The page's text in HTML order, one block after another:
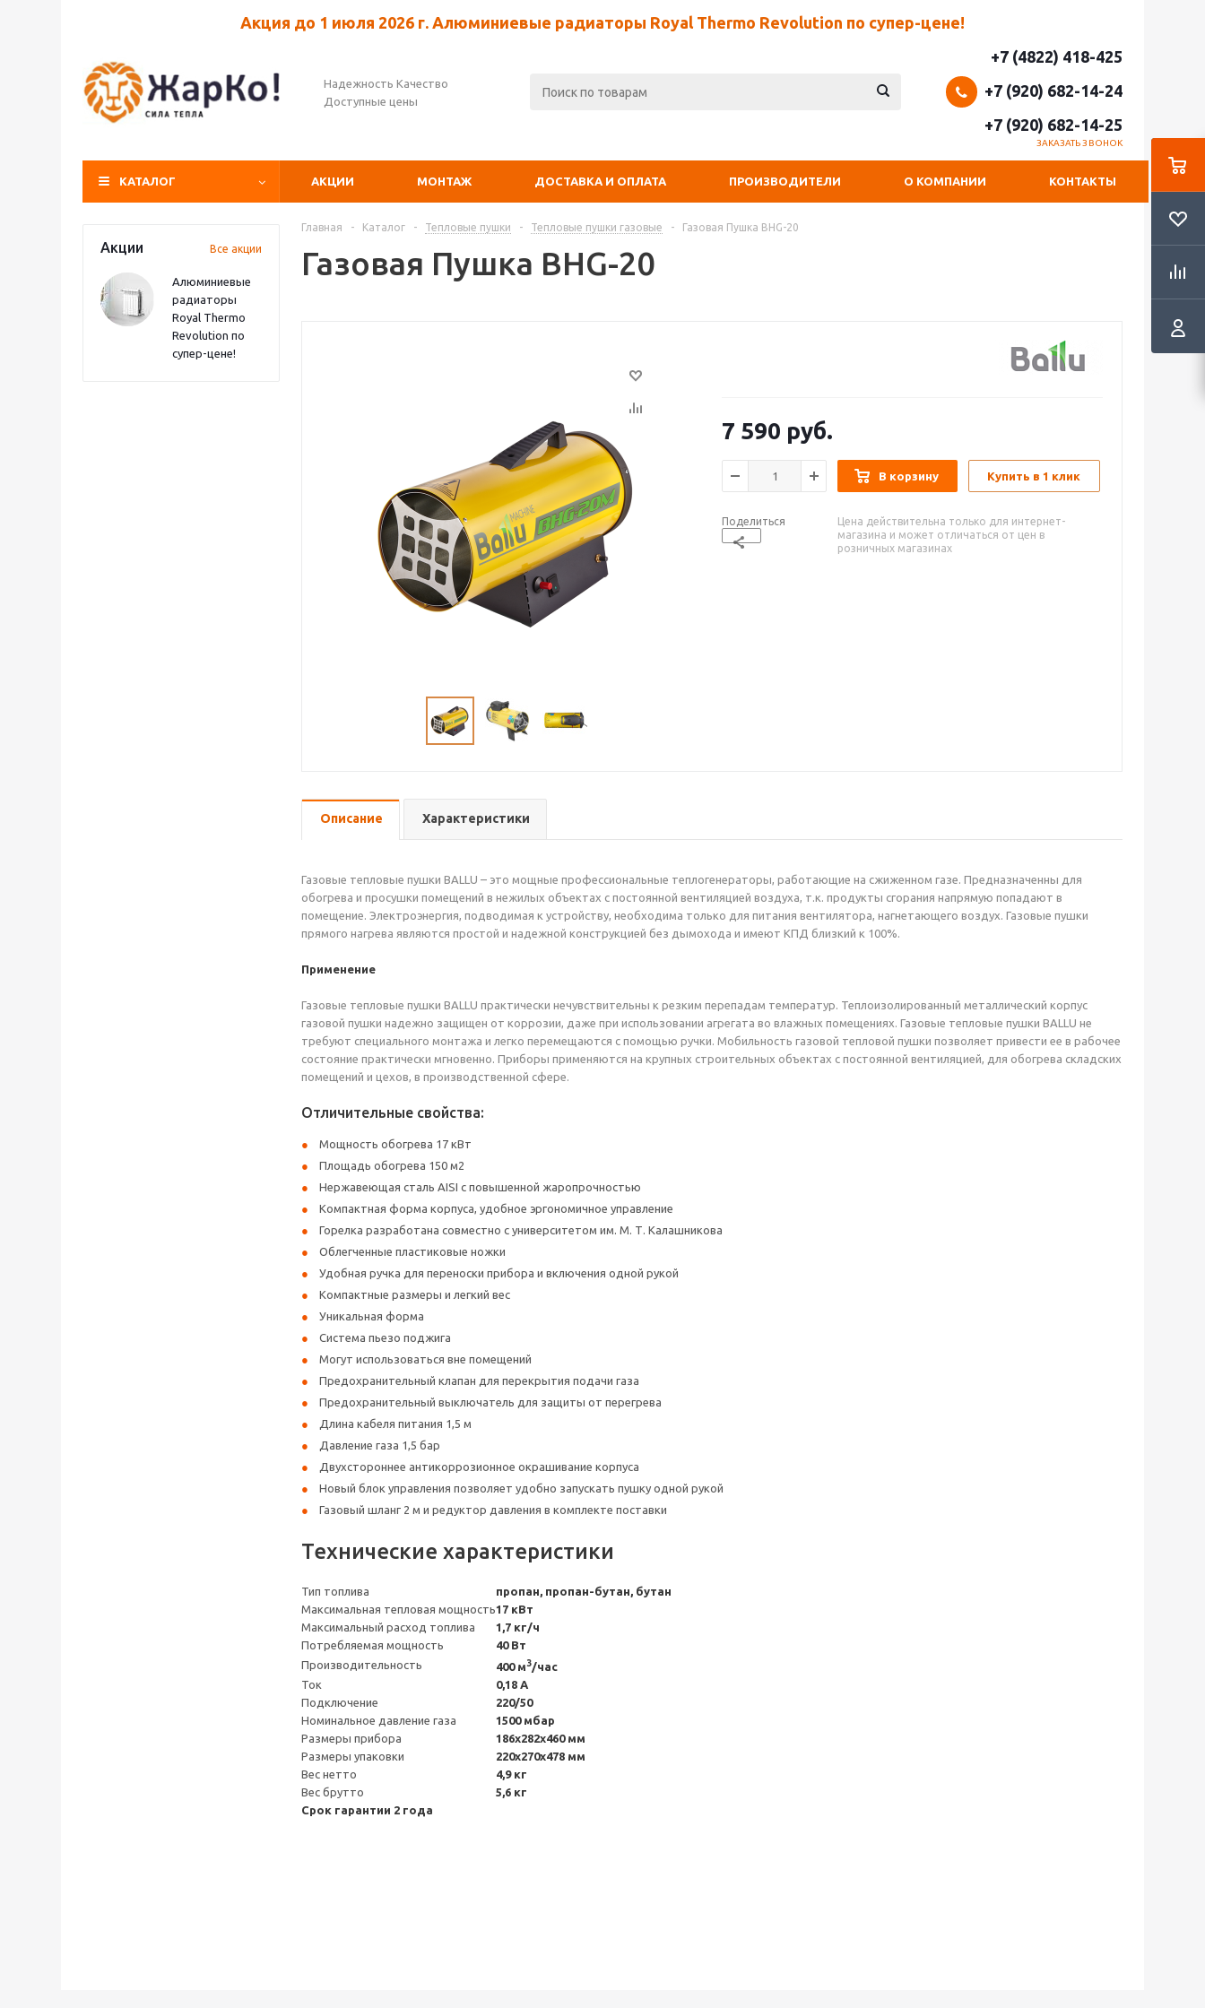
Акция до 1 июля 2026 г. Алюминиевые радиаторы Royal Thermo Revolution по супер-цене!
Надежность Качество
Доступные цены
+7 (4822) 418-425
+7 (920) 682-14-24
+7 (920) 682-14-25
ЗАКАЗАТЬ ЗВОНОК
КАТАЛОГ АКЦИИ МОНТАЖ ДОСТАВКА И ОПЛАТА ПРОИЗВОДИТЕЛИ О КОМПАНИИ КОНТАКТЫ
Акции Все акции
Алюминиевые
радиаторы
Royal Thermo
Revolution по
супер-цене!
Главная - Каталог - Тепловые пушки - Тепловые пушки газовые - Газовая Пушка BHG-20
Газовая Пушка BHG-20
7 590 руб.
В корзину Купить в 1 клик
Поделиться
Цена действительна только для интернет-
магазина и может отличаться от цен в
розничных магазинах
Описание Характеристики
Газовые тепловые пушки BALLU – это мощные профессиональные теплогенераторы, работающие на сжиженном газе. Предназначенны для
обогрева и просушки помещений в нежилых объектах с постоянной вентиляцией воздуха, т.к. продукты сгорания напрямую попадают в
помещение. Электроэнергия, подводимая к устройству, необходима только для питания вентилятора, нагнетающего воздух. Газовые пушки
прямого нагрева являются простой и надежной конструкцией без дымохода и имеют КПД близкий к 100%.
Применение
Газовые тепловые пушки BALLU практически нечувствительны к резким перепадам температур. Теплоизолированный металлический корпус
газовой пушки надежно защищен от коррозии, даже при использовании агрегата во влажных помещениях. Газовые тепловые пушки BALLU не
требуют специального монтажа и легко перемещаются с помощью ручки. Мобильность газовой тепловой пушки позволяет привести ее в рабочее
состояние практически мгновенно. Приборы применяются на крупных строительных объектах с постоянной вентиляцией, для обогрева складских
помещений и цехов, в производственной сфере.
Отличительные свойства:
Мощность обогрева 17 кВт
Площадь обогрева 150 м2
Нержавеющая сталь AISI с повышенной жаропрочностью
Компактная форма корпуса, удобное эргономичное управление
Горелка разработана совместно с университетом им. М. Т. Калашникова
Облегченные пластиковые ножки
Удобная ручка для переноски прибора и включения одной рукой
Компактные размеры и легкий вес
Уникальная форма
Система пьезо поджига
Могут использоваться вне помещений
Предохранительный клапан для перекрытия подачи газа
Предохранительный выключатель для защиты от перегрева
Длина кабеля питания 1,5 м
Давление газа 1,5 бар
Двухстороннее антикоррозионное окрашивание корпуса
Новый блок управления позволяет удобно запускать пушку одной рукой
Газовый шланг 2 м и редуктор давления в комплекте поставки
Технические характеристики
Тип топлива
пропан, пропан-бутан, бутан
Максимальная тепловая мощность17 кВт
Максимальный расход топлива
1,7 кг/ч
Потребляемая мощность
40 Вт
Производительность
400 м3/час
Ток
0,18 А
Подключение
220/50
Номинальное давление газа
1500 мбар
Размеры прибора
186x282x460 мм
Размеры упаковки
220х270х478 мм
Вес нетто
4,9 кг
Вес брутто
5,6 кг
Срок гарантии 2 года